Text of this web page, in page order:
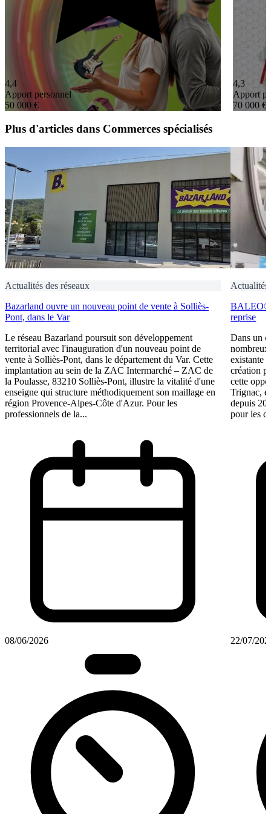
4,4
Apport personnel
50 000 €
4,3
Apport
70 000 €
Plus d'articles dans Commerces spécialisés
Actualités des réseaux
Bazarland ouvre un nouveau point de vente à Solliès-
Pont, dans le Var
Le réseau Bazarland poursuit son développement
territorial avec l'inauguration d'un nouveau point de
vente à Solliès-Pont, dans le département du Var. Cette
implantation au sein de la ZAC Intermarché – ZAC de
la Poulasse, 83210 Solliès-Pont, illustre la vitalité d'une
enseigne qui structure méthodiquement son maillage en
région Provence-Alpes-Côte d'Azur. Pour les
professionnels de la...
08/06/2026
Actualités
BALEO®
reprise
Dans un
nombreux
existante
création
cette
Trignac,
depuis
pour les
22/07/